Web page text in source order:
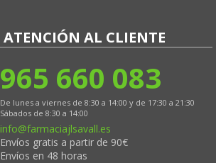
ATENCIÓN AL CLIENTE
965 660 083
De lunes a viernes de 8:30 a 14:00 y de 17:30 a 21:30
Sábados de 8:30 a 14:00
info@farmaciajlsavall.es
Envíos gratis a partir de 90€
Envíos en 48 horas